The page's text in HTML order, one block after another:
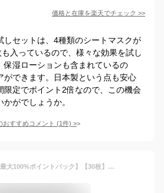
価格と在庫を楽天でチェック >>
しセットは、4種類のシートマスクが
入っているので、様々な効果を試し
保湿ローションも含まれているの
ができます。日本製という点も安心
限定でポイント2倍なので、この機会
がでしょうか。
おすすめコメント (1件) >
【6/5限定！抽選で最大100%ポイントバック】【30枚】毛穴撫子 お米のマスク 10枚入×3個 石澤研究所 | マスク シートマスク 日本製 フェイスパック パック 米 毛穴ケア 乾燥肌